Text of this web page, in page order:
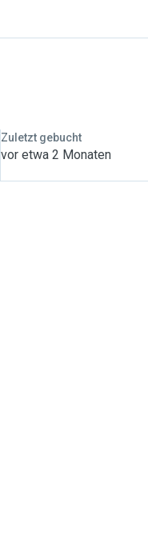
Zuletzt gebucht
vor etwa 2 Monaten